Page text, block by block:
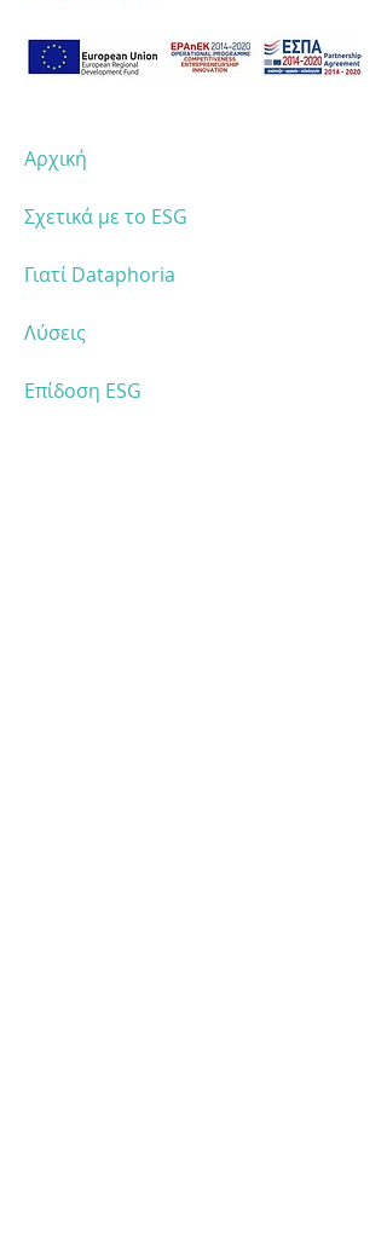
Αρχική
Σχετικά με το ESG
Γιατί Dataphoria
Λύσεις
Επίδοση ESG